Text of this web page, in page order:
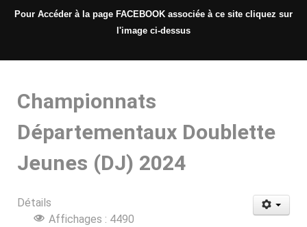
Pour Accéder à la page FACEBOOK associée à ce site cliquez sur
l'image ci-dessus
Championnats
Départementaux Doublette
Jeunes (DJ) 2024
Détails
Affichages : 4490